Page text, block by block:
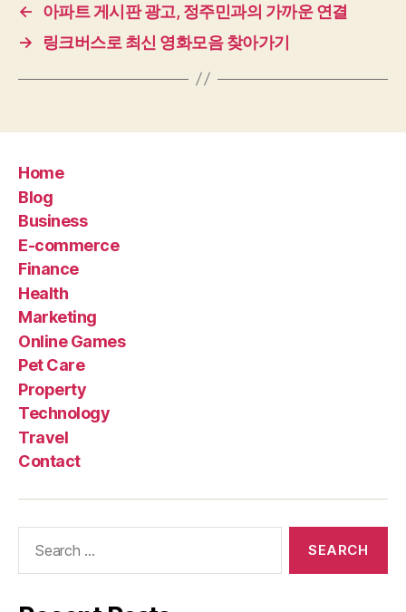
←
아파트 게시판 광고, 정주민과의 가까운 연결
→
링크버스로 최신 영화모음 찾아가기
Home
Blog
Business
E-commerce
Finance
Health
Marketing
Online Games
Pet Care
Property
Technology
Travel
Contact